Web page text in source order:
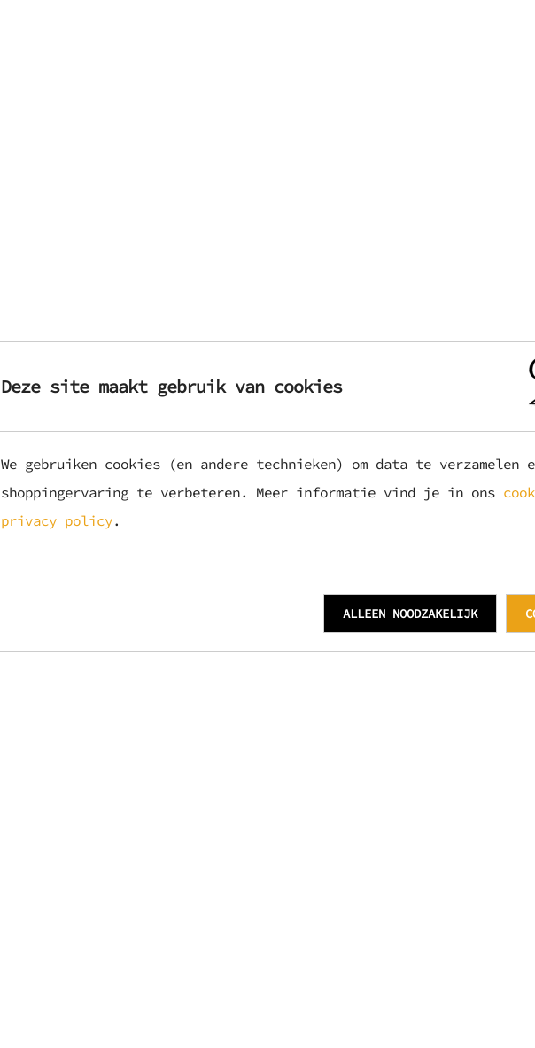
Deze site maakt gebruik van cookies
We gebruiken cookies (en andere technieken) om data te verzamelen
shoppingervaring te verbeteren. Meer informatie vind je in ons
privacy policy.
ALLEEN NOODZAKELIJK